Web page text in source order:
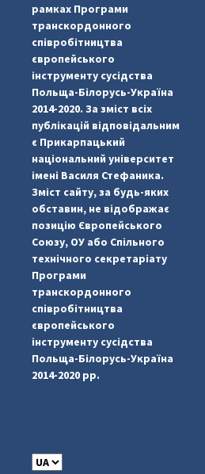
#PipIvanToday
рамках Програми
транскордонного
співробітництва
європейського
інструменту сусідства
Польща-Білорусь-Україна
2014-2020. За зміст всіх
публікацій відповідальним
є Прикарпацький
національний університет
імені Василя Стефаника.
Зміст сайту, за будь-яких
обставин, не відображає
позицію Європейського
Союзу, ОУ або Спільного
технічного секретаріату
Програми
транскордонного
співробітництва
європейського
інструменту сусідства
Польща-Білорусь-Україна
2014-2020 рр.
C